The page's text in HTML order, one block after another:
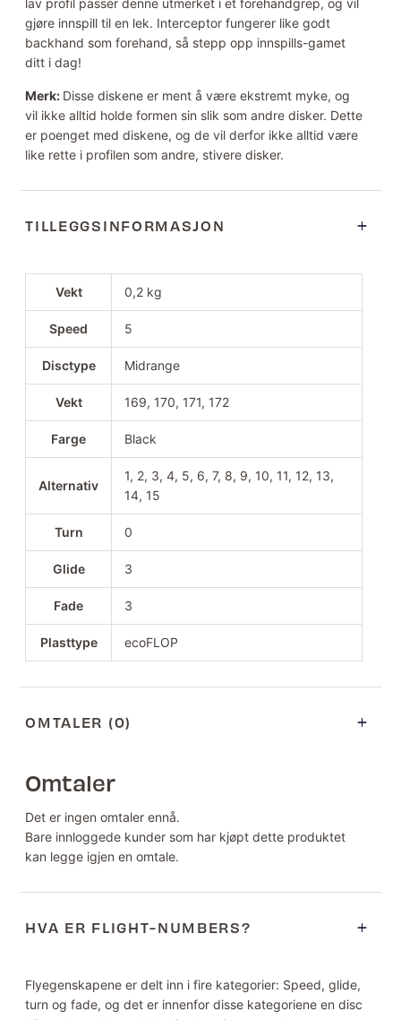
lav profil passer denne utmerket i et forehandgrep, og vil
gjøre innspill til en lek. Interceptor fungerer like godt
backhand som forehand, så stepp opp innspills-gamet
ditt i dag!
Merk: Disse diskene er ment å være ekstremt myke, og
vil ikke alltid holde formen sin slik som andre disker. Dette
er poenget med diskene, og de vil derfor ikke alltid være
like rette i profilen som andre, stivere disker.
TILLEGGSINFORMASJON
Vekt 0,2 kg
Speed 5
Disctype Midrange
Vekt 169, 170, 171, 172
Farge Black
Alternativ
1, 2, 3, 4, 5, 6, 7, 8, 9, 10, 11, 12, 13,
14, 15
Turn 0
Glide 3
Fade 3
Plasttype ecoFLOP
OMTALER (0)
Omtaler
Det er ingen omtaler ennå.
Bare innloggede kunder som har kjøpt dette produktet
kan legge igjen en omtale.
HVA ER FLIGHT-NUMBERS?
Flyegenskapene er delt inn i fire kategorier: Speed, glide,
turn og fade, og det er innenfor disse kategoriene en disc